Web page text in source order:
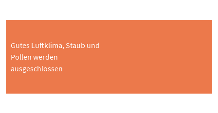
Gutes Luftklima, Staub und
Pollen werden
ausgeschlossen